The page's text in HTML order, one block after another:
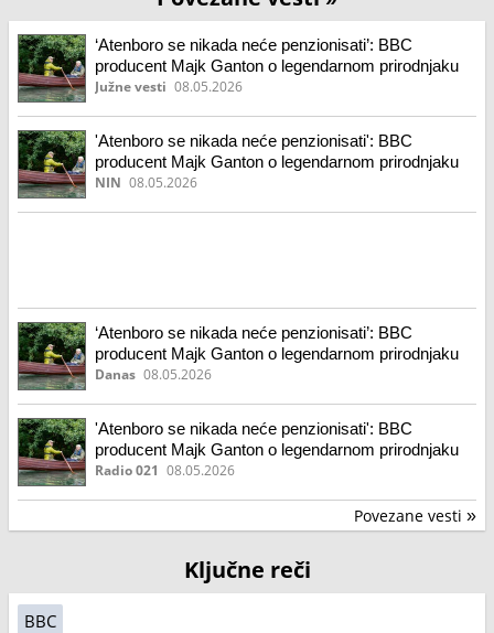
‘Atenboro se nikada neće penzionisati’: BBC
producent Majk Ganton o legendarnom prirodnjaku
Južne vesti 08.05.2026
'Atenboro se nikada neće penzionisati': BBC
producent Majk Ganton o legendarnom prirodnjaku
NIN 08.05.2026
‘Atenboro se nikada neće penzionisati’: BBC
producent Majk Ganton o legendarnom prirodnjaku
Danas 08.05.2026
'Atenboro se nikada neće penzionisati': BBC
producent Majk Ganton o legendarnom prirodnjaku
Radio 021 08.05.2026
Povezane vesti »
Ključne reči
BBC